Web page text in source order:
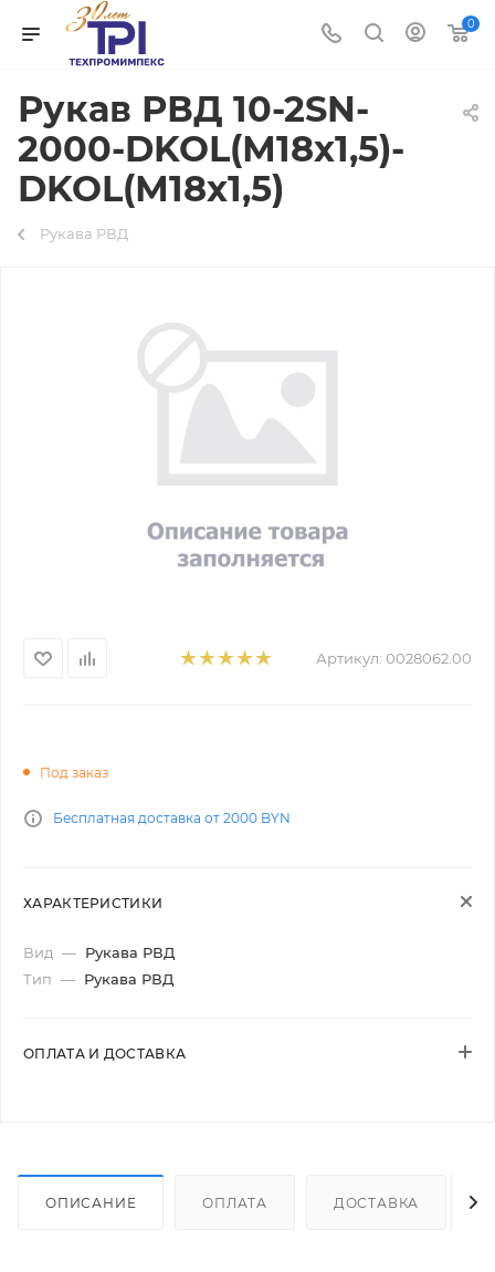
0
Рукав РВД 10-2SN-
2000-DKOL(М18х1,5)-
DKOL(М18х1,5)
Рукава РВД
Артикул: 0028062.00
Под заказ
Бесплатная доставка от 2000 BYN
ХАРАКТЕРИСТИКИ
Вид — Рукава РВД
Тип — Рукава РВД
ОПЛАТА И ДОСТАВКА
ОПИСАНИЕ ОПЛАТА ДОСТАВКА